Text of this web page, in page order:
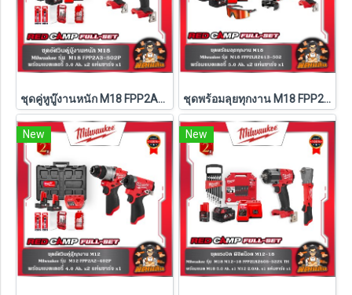
ชุดคู่หูบู๊งานหนัก M18 FPP2A3-502P Milwaukee (Q3) ชุดพร้อมลุยทุกงาน M18 FPP2LR2613-502 Milwaukee (M18-FPD3+M18-FSAGV100XB-0X0)
New New